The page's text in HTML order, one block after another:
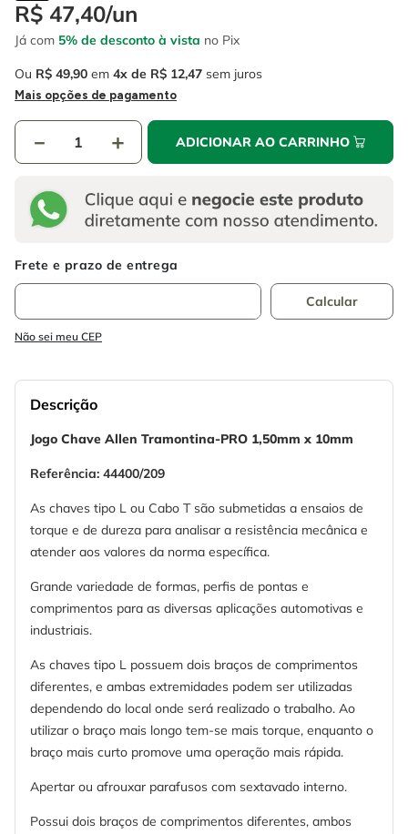
R$ 47,40/un
Já com 5% de desconto à vista no Pix
Ou R$ 49,90 em 4 R$ 12,47 sem juros
Mais opções de pagamento
＋
－ ADICIONAR AO CARRINHO
Não sei meu CEP
Descrição
Jogo Chave Allen Tramontina-PRO 1,50mm x 10mm
Referência: 44400/209
As chaves tipo L ou Cabo T são submetidas a ensaios de
torque e de dureza para analisar a resistência mecânica e
atender aos valores da norma específica.
Grande variedade de formas, perfis de pontas e
comprimentos para as diversas aplicações automotivas e
industriais.
As chaves tipo L possuem dois braços de comprimentos
diferentes, e ambas extremidades podem ser utilizadas
dependendo do local onde será realizado o trabalho. Ao
utilizar o braço mais longo tem-se mais torque, enquanto o
braço mais curto promove uma operação mais rápida.
Apertar ou afrouxar parafusos com sextavado interno.
Possui dois braços de comprimentos diferentes, ambos
6 fio
7º chave impacto
8º disco corte
serra copo
º escada
º serra circular
º fio
disco corte
serra copo